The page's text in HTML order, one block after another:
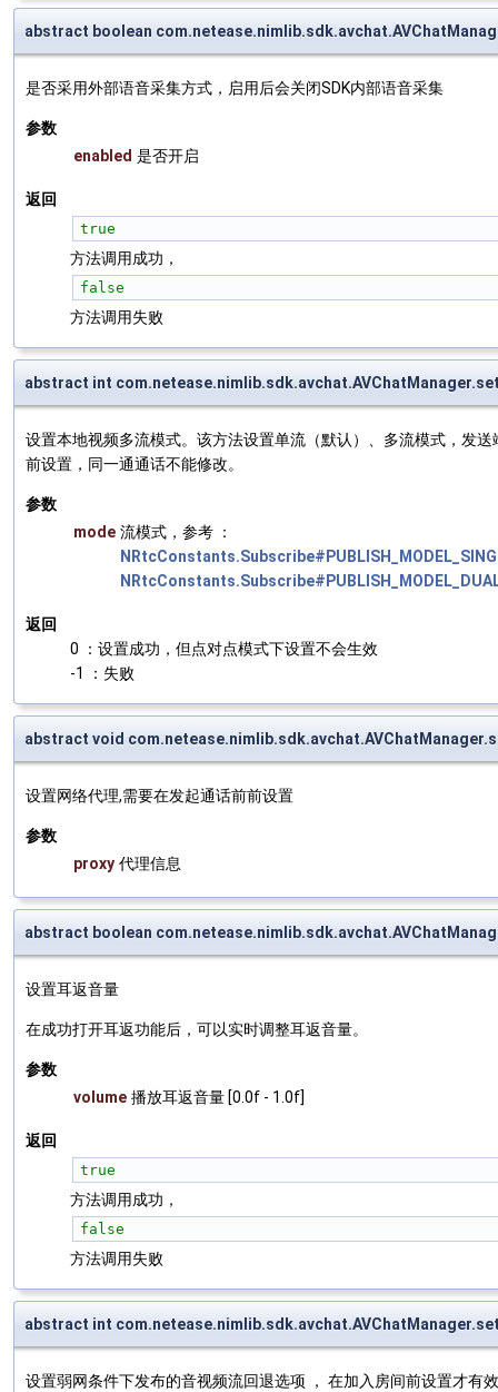
abstract boolean
是否采用外部语音采集方式，启用后会关闭SDK内部语音采集
参数
enabled 是否开启
返回
true
方法调用成功，
false
方法调用失败
abstract int
设置本地视频多流模式。该方法设置单流（默认）、多流模式，发
前设置，同一通通话不能修改。
参数
mode 流模式，参考 ：
返回
0 ：设置成功，但点对点模式下设置不会生效
-1 ：失败
abstract void
设置网络代理,需要在发起通话前前设置
参数
proxy 代理信息
abstract boolean
设置耳返音量
在成功打开耳返功能后，可以实时调整耳返音量。
参数
volume 播放耳返音量 [0.0f - 1.0f]
返回
true
方法调用成功，
false
方法调用失败
abstract int
设置弱网条件下发布的音视频流回退选项 ， 在加入房间前设置才有效